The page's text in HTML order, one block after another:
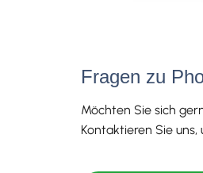
Fragen zu
Möchten Sie sich
Kontaktieren Sie